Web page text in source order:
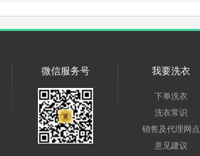
微信服务号 我要洗衣
下单洗衣
洗衣常识
销售及代理网点
意见建议